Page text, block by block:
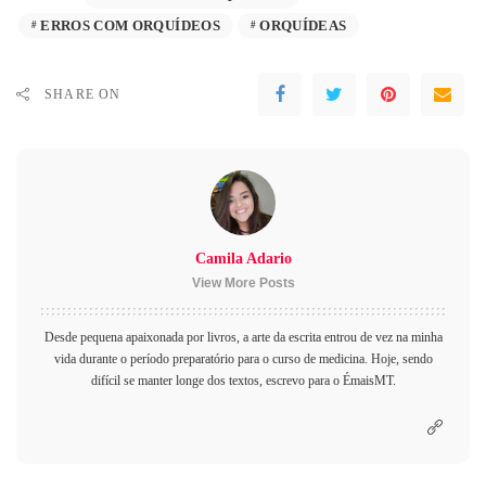
ERROS COM ORQUÍDEOS
ORQUÍDEAS
SHARE ON
Camila Adario
View More Posts
Desde pequena apaixonada por livros, a arte da escrita entrou de vez na minha
vida durante o período preparatório para o curso de medicina. Hoje, sendo
difícil se manter longe dos textos, escrevo para o ÉmaisMT.